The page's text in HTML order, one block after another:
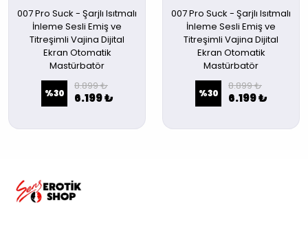
007 Pro Suck - Şarjlı Isıtmalı
İnleme Sesli Emiş ve
Titreşimli Vajina Dijital
Ekran Otomatik
Mastürbatör
%30
8.899 ₺
6.199 ₺
007 Pro Suck - Şarjlı Isıtmalı
İnleme Sesli Emiş ve
Titreşimli Vajina Dijital
Ekran Otomatik
Mastürbatör
%30
8.899 ₺
6.199 ₺